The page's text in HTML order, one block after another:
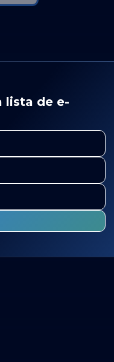
lista de e-